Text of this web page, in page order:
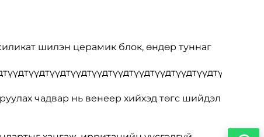
шилэн церамик блок, өндөр туннаг
чадвар нь венеер хийхэд төгс шийдэл